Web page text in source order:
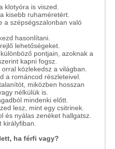
klotyóra is viszed.
kisebb ruhaméretért.
a szépségszalonban való
hasonlítani.
lehetőségeket.
pontjain, azoknak a
kapni fogsz.
közlekedsz a világban.
a románcod részleteivel.
miközben hosszan
nélkülük is.
mindenki előtt.
lesz, mint egy csitrinek.
és nyálas zenéket hallgatsz.
királyfiban.
ha férfi vagy?